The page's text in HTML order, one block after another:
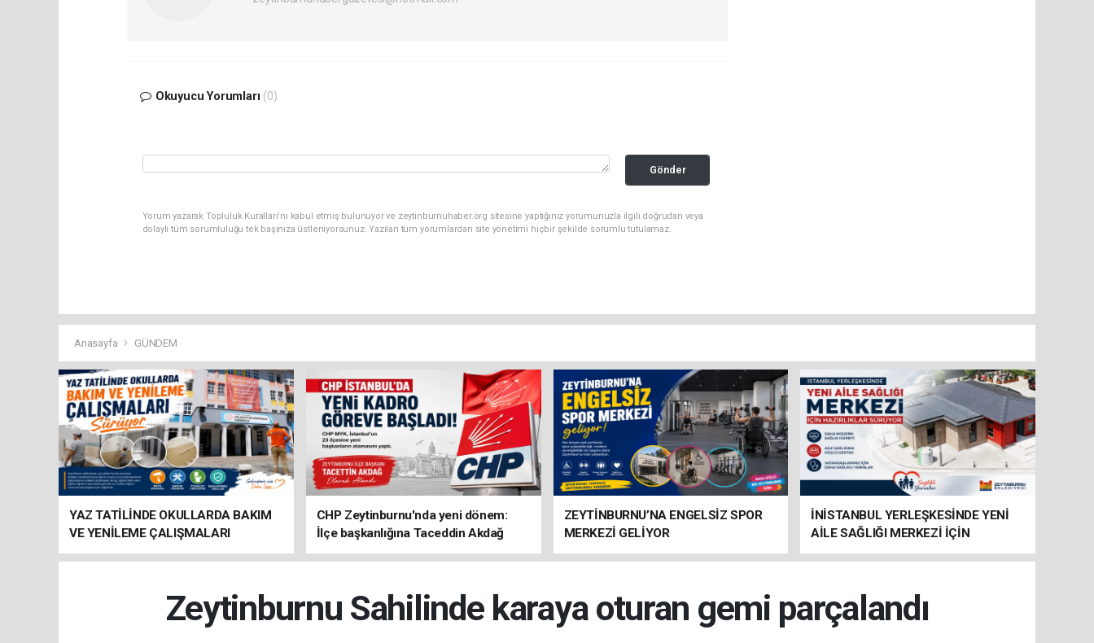
Okuyucu Yorumları (0)
Gönder
Yorum yazarak Topluluk Kuralları’nı kabul etmiş bulunuyor ve zeytinburnuhaber.org sitesine yaptığınız yorumunuzla ilgili doğrudan veya
dolaylı tüm sorumluluğu tek başınıza üstleniyorsunuz. Yazılan tüm yorumlardan site yönetimi hiçbir şekilde sorumlu tutulamaz.
Anasayfa GÜNDEM
YAZ TATİLİNDE OKULLARDA BAKIM
VE YENİLEME ÇALIŞMALARI
SÜRÜYOR
CHP Zeytinburnu'nda yeni dönem:
İlçe başkanlığına Taceddin Akdağ
atandı
ZEYTİNBURNU’NA ENGELSİZ SPOR
MERKEZİ GELİYOR
İNİSTANBUL YERLEŞKESİNDE YENİ
AİLE SAĞLIĞI MERKEZİ İÇİN
HAZIRLIKLAR SÜRÜYOR
Zeytinburnu Sahilinde karaya oturan gemi parçalandı